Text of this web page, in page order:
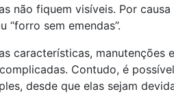
não fiquem visíveis. Por
“forro sem emendas”.
características, manutenções
Contudo, é
desde que elas sejam